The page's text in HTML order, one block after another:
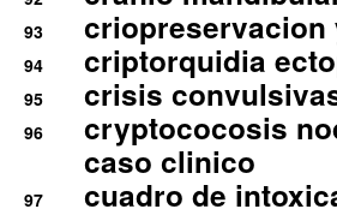
93 criopreservacion
94 criptorquidia
95 crisis
96
cryptococosis
caso clinico
97
cuadro de